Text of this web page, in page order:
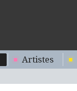
Artistes